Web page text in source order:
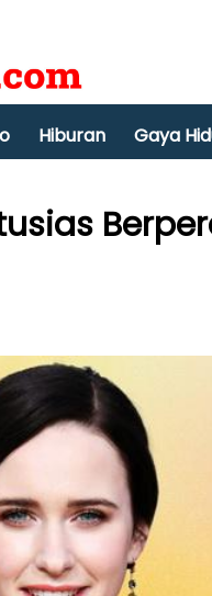
Hiburan Gaya